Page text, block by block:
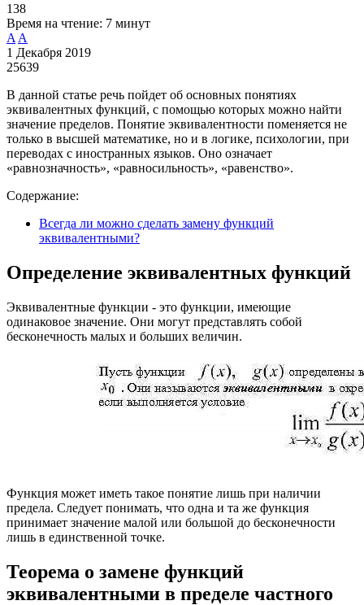
138
Время на чтение: 7 минут
A A
1 Декабря 2019
25639
В данной статье речь пойдет об основных понятиях
эквивалентных функций, с помощью которых можно найти
значение пределов. Понятие эквивалентности поменяется не
только в высшей математике, но и в логике, психологии, при
переводах с иностранных языков. Оно означает
«равнозначность», «равносильность», «равенство».
Содержание:
Всегда ли можно сделать замену функций
эквивалентными?
Определение эквивалентных функций
Эквивалентные функции - это функции, имеющие
одинаковое значение. Они могут представлять собой
бесконечность малых и больших величин.
Функция может иметь такое понятие лишь при наличии
предела. Следует понимать, что одна и та же функция
принимает значение малой или большой до бесконечности
лишь в единственной точке.
Теорема о замене функций
эквивалентными в пределе частного